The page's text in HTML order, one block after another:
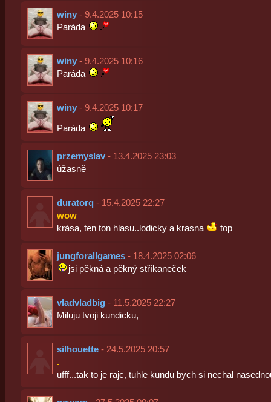
winy- 9.4.2025 10:15
Paráda
winy- 9.4.2025 10:16
Paráda
winy- 9.4.2025 10:17
Paráda
przemyslav- 13.4.2025 23:03
úžasně
duratorq- 15.4.2025 22:27
wow
krása, ten ton hlasu..lodicky a krasna
top
jungforallgames- 18.4.2025 02:06
jsi pěkná a pěkný stříkaneček
vladvladbig- 11.5.2025 22:27
Miluju tvoji kundicku,
silhouette- 24.5.2025 20:57
.
ufff...tak to je rajc, tuhle kundu bych si nechal